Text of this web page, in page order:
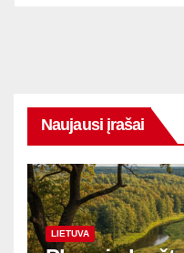
Naujausi įrašai
LIETUVA